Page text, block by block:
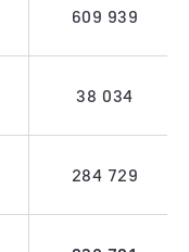
609 939
38 034
284 729